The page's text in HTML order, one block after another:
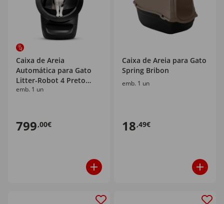
Caixa de Areia
Automática para Gato
Litter-Robot 4 Preto
Whisker
emb. 1 un
799,00€
Caixa de Areia para Gato
Spring Bribon
emb. 1 un
18,49€